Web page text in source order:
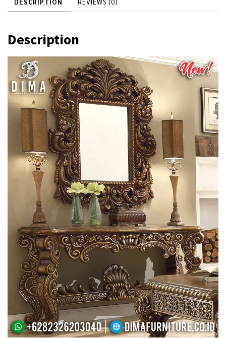
DESCRIPTION REVIEWS (0)
Description